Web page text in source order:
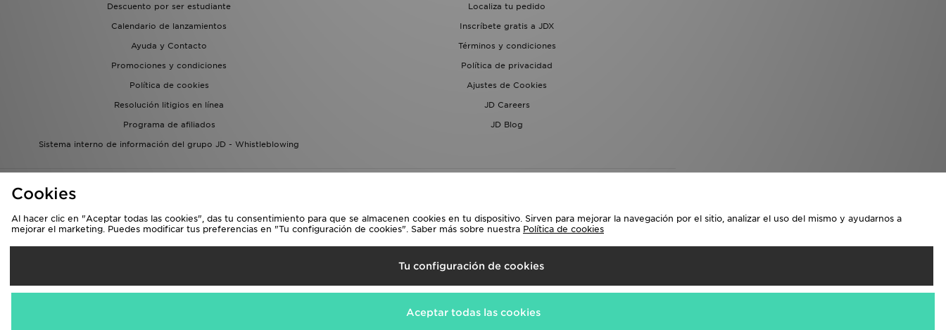
Descuento por ser estudiante
Localiza tu pedido
Calendario de lanzamientos
Inscríbete gratis a JDX
Ayuda y Contacto
Términos y condiciones
Promociones y condiciones
Política de privacidad
Política de cookies
Ajustes de Cookies
Resolución litigios en línea
JD Careers
Programa de afiliados
JD Blog
Sistema interno de información del grupo JD - Whistleblowing
Selecciona País
Aceptamos las siguientes formas de pago
Cookies
Al hacer clic en "Aceptar todas las cookies", das tu consentimiento para que se almacenen cookies en tu dispositivo. Sirven para mejorar la navegación por el sitio, analizar el uso del mismo y ayudarnos a
mejorar el marketing. Puedes modificar tus preferencias en "Tu configuración de cookies". Saber más sobre nuestra Política de cookies
Tu configuración de cookies
Aceptar todas las cookies